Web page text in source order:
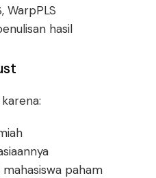
WarpPLS
hasil
paham